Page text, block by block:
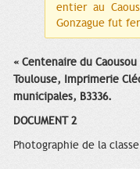
entier au
Gonzague fut
« Centenaire du
Toulouse, Imprimerie
municipales, B3336.
DOCUMENT 2
Photographie de la